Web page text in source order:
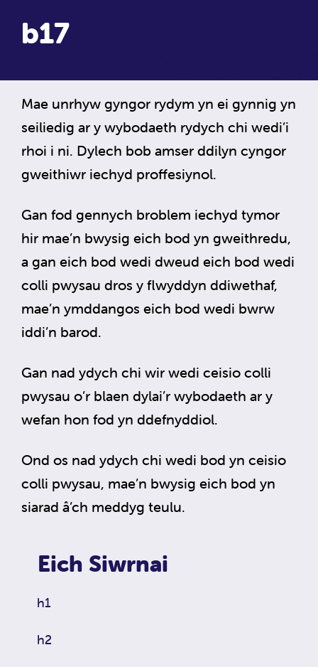
b17
Mae unrhyw gyngor rydym yn ei gynnig yn
seiliedig ar y wybodaeth rydych chi wedi’i
rhoi i ni. Dylech bob amser ddilyn cyngor
gweithiwr iechyd proffesiynol.
Gan fod gennych broblem iechyd tymor
hir mae’n bwysig eich bod yn gweithredu,
a gan eich bod wedi dweud eich bod wedi
colli pwysau dros y flwyddyn ddiwethaf,
mae’n ymddangos eich bod wedi bwrw
iddi’n barod.
Gan nad ydych chi wir wedi ceisio colli
pwysau o’r blaen dylai’r wybodaeth ar y
wefan hon fod yn ddefnyddiol.
Ond os nad ydych chi wedi bod yn ceisio
colli pwysau, mae’n bwysig eich bod yn
siarad â’ch meddyg teulu.
Eich Siwrnai
h1
h2